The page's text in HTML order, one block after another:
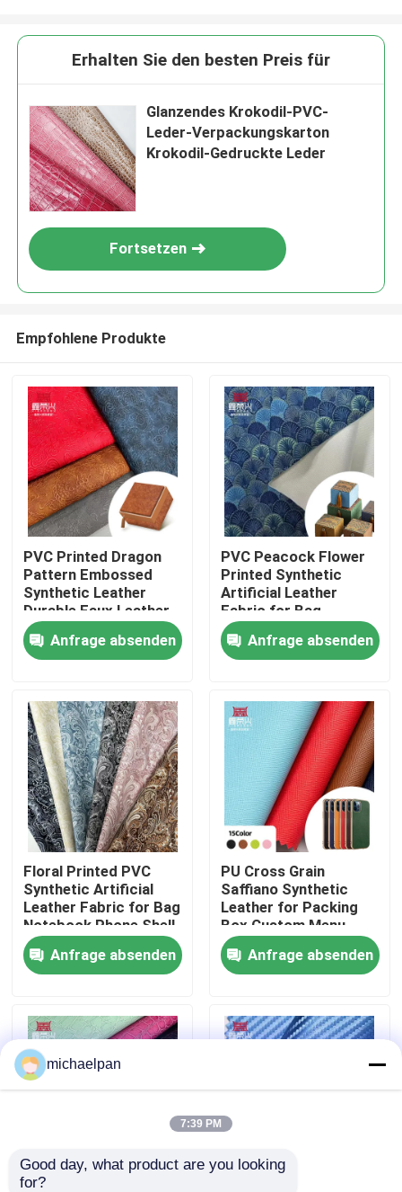
Produkte
Über uns
Fabrik Tour
Qualitätskontrolle
Kontakt
Referenzen
Falsches Leder aus PVC
Mikrofaserledermaterial
Erhalten Sie den besten Preis für
Glanzendes Krokodil-PVC-
Leder-Verpackungskarton
Krokodil-Gedruckte Leder
Fortsetzen
Empfohlene Produkte
PVC Printed Dragon
Pattern Embossed
Synthetic Leather
Durable Faux Leather
Fabric for Notebook
Table Mat Phone
Upholstery Lining
Anfrage absenden
PVC Peacock Flower
Printed Synthetic
Artificial Leather
Fabric for Bag
Packaging Notebook
Phone Shell & Sofa
Use
Anfrage absenden
Floral Printed PVC
Synthetic Artificial
Leather Fabric for Bag
Notebook Phone Shell
Sofa Craft Use Floral
Printed Faux Leather
Anfrage absenden
PU Cross Grain
Saffiano Synthetic
Leather for Packing
Box Custom Menu
Covers Phone case
Lining Faux Leather
Materials
Anfrage absenden
Hot Sale PVC Shiny
michaelpan
7:39 PM
Good day, what product are you looking
for?